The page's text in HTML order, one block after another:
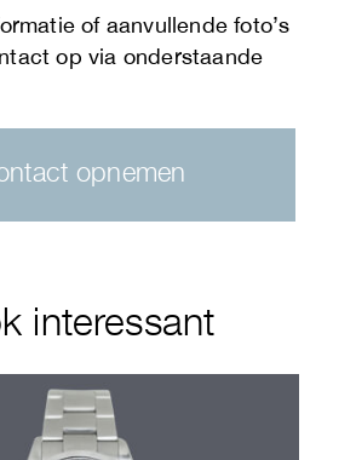
opnemen
interessant